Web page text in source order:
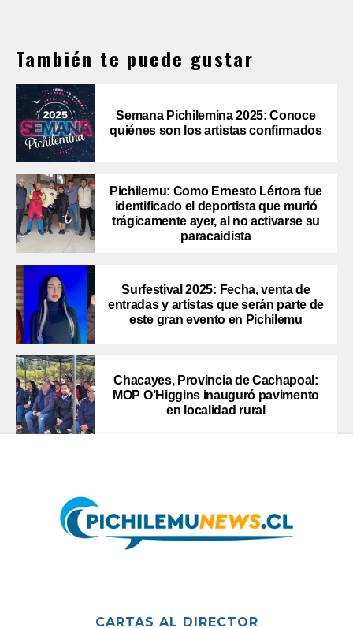
También te puede gustar
Semana Pichilemina 2025: Conoce
quiénes son los artistas confirmados
Pichilemu: Como Ernesto Lértora fue
identificado el deportista que murió
trágicamente ayer, al no activarse su
paracaidista
Surfestival 2025: Fecha, venta de
entradas y artistas que serán parte de
este gran evento en Pichilemu
Chacayes, Provincia de Cachapoal:
MOP O’Higgins inauguró pavimento
en localidad rural
CARTAS AL DIRECTOR